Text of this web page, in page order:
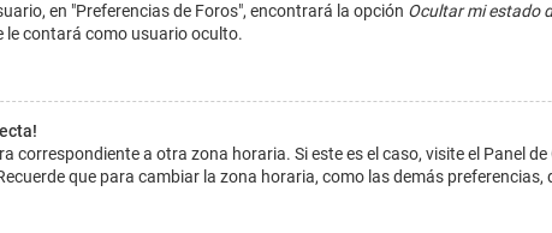
en "Preferencias de Foros", encontrará la opción Ocultar mi estado
le contará como usuario oculto.
correspondiente a otra zona horaria. Si este es el caso, visite el Panel
que para cambiar la zona horaria, como las demás